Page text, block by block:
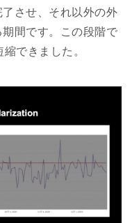
させ、それ以外の外
間です。この段階で
できました。